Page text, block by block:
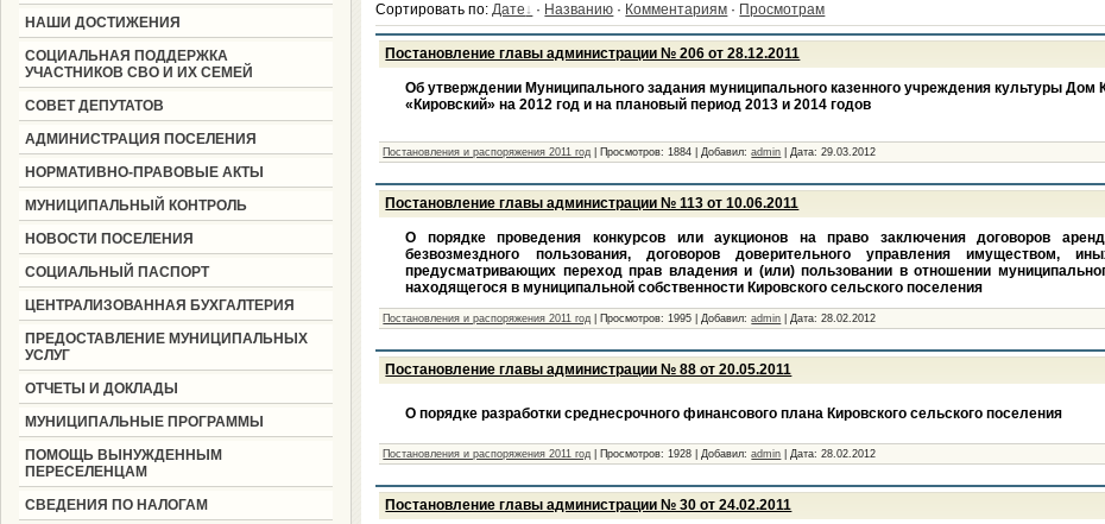
НАШИ ДОСТИЖЕНИЯ
СОЦИАЛЬНАЯ ПОДДЕРЖКА
УЧАСТНИКОВ СВО И ИХ СЕМЕЙ
СОВЕТ ДЕПУТАТОВ
АДМИНИСТРАЦИЯ ПОСЕЛЕНИЯ
НОРМАТИВНО-ПРАВОВЫЕ АКТЫ
МУНИЦИПАЛЬНЫЙ КОНТРОЛЬ
НОВОСТИ ПОСЕЛЕНИЯ
СОЦИАЛЬНЫЙ ПАСПОРТ
ЦЕНТРАЛИЗОВАННАЯ БУХГАЛТЕРИЯ
ПРЕДОСТАВЛЕНИЕ МУНИЦИПАЛЬНЫХ
УСЛУГ
ОТЧЕТЫ И ДОКЛАДЫ
МУНИЦИПАЛЬНЫЕ ПРОГРАММЫ
ПОМОЩЬ ВЫНУЖДЕННЫМ
ПЕРЕСЕЛЕНЦАМ
СВЕДЕНИЯ ПО НАЛОГАМ
Сортировать по:Дате · Названию · Комментариям · Просмотрам
Постановление главы администрации № 206 от 28.12.2011
Об утверждении Муниципального задания муниципального казенного учреждения культуры Дом
«Кировский» на 2012 год и на плановый период 2013 и 2014 годов
Постановления и распоряжения 2011 год Просмотров: 1884 |Добавил: admin |Дата: 29.03.2012
Постановление главы администрации № 113 от 10.06.2011
О порядке проведения конкурсов или аукционов на право заключения договоров
безвозмездного пользования, договоров доверительного управления имуществом,
предусматривающих переход прав владения и (или) пользовании в отношении
находящегося в муниципальной собственности Кировского сельского поселения
Постановления и распоряжения 2011 год Просмотров: 1995 |Добавил: admin |Дата: 28.02.2012
Постановление главы администрации № 88 от 20.05.2011
О порядке разработки среднесрочного финансового плана Кировского сельского поселения
Постановления и распоряжения 2011 год Просмотров: 1928 |Добавил: admin |Дата: 28.02.2012
Постановление главы администрации № 30 от 24.02.2011